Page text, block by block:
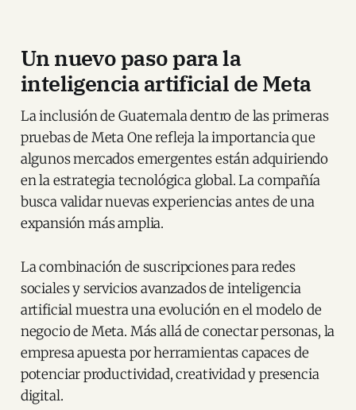
Un nuevo paso para la
inteligencia artificial de Meta
La inclusión de Guatemala dentro de las primeras
pruebas de Meta One refleja la importancia que
algunos mercados emergentes están adquiriendo
en la estrategia tecnológica global. La compañía
busca validar nuevas experiencias antes de una
expansión más amplia.
La combinación de suscripciones para redes
sociales y servicios avanzados de inteligencia
artificial muestra una evolución en el modelo de
negocio de Meta. Más allá de conectar personas, la
empresa apuesta por herramientas capaces de
potenciar productividad, creatividad y presencia
digital.